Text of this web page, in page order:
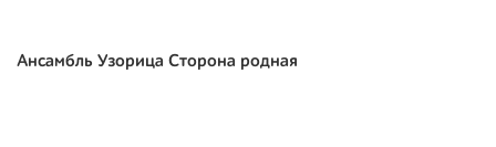
Ансамбль Узорица Сторона родная